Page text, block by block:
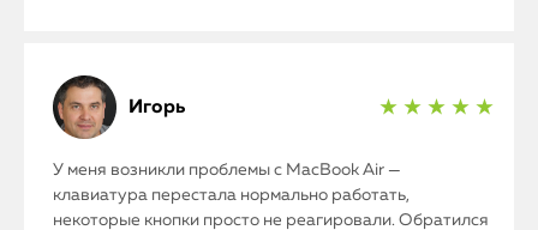
Игорь ★ ★ ★ ★ ★
У меня возникли проблемы с MacBook Air —
клавиатура перестала нормально работать,
некоторые кнопки просто не реагировали. Обратился